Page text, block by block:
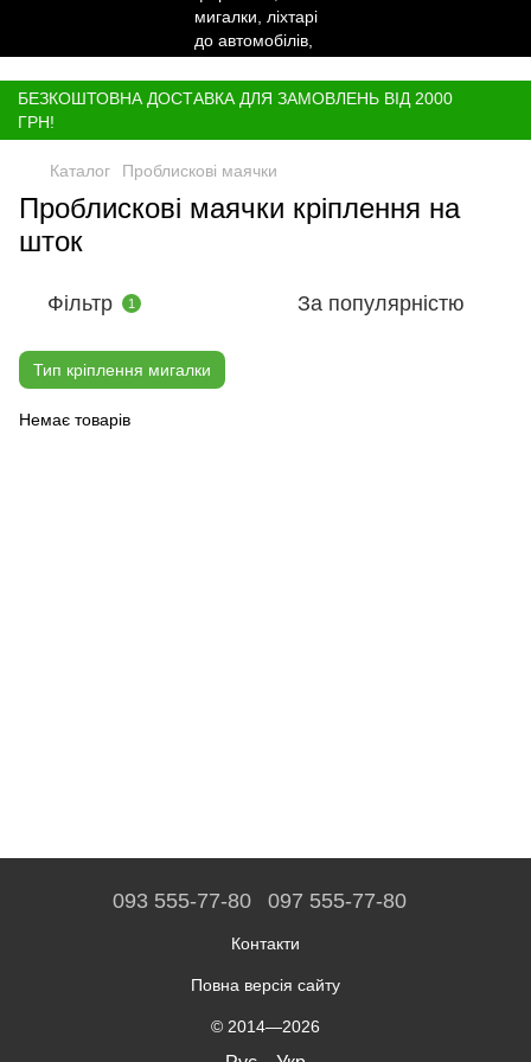
БЕЗКОШТОВНА ДОСТАВКА ДЛЯ ЗАМОВЛЕНЬ ВІД 2000
ГРН!
Каталог Проблискові маячки
Проблискові маячки кріплення на
шток
Фільтр 1 За популярністю
Тип кріплення мигалки
Немає товарів
093 555-77-80 097 555-77-80
Контакти
Повна версія сайту
© 2014—2026